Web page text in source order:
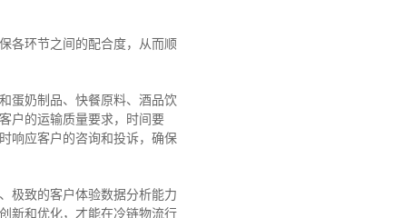
各环节之间的配合度，从而顺
蛋奶制品、快餐原料、酒品饮
户的运输质量要求，时间要
响应客户的咨询和投诉，确保
极致的客户体验数据分析能力
新和优化，才能在冷链物流行